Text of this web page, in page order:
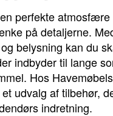
perfekte
på detaljerne.
belysning kan du
indbyder til lange
Hos
udvalg af tilbehør,
indretning.